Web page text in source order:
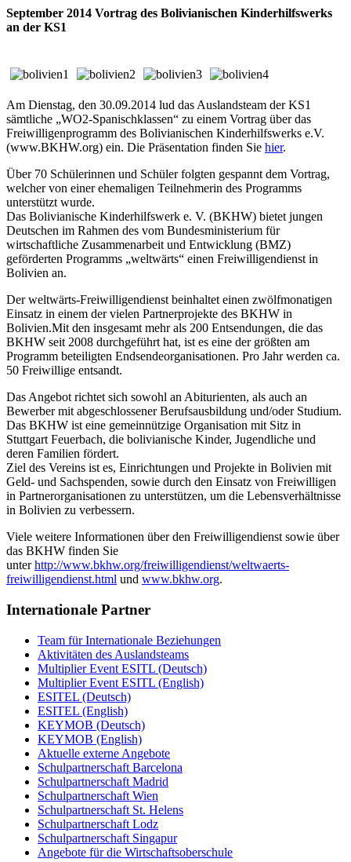
September 2014 Vortrag des Bolivianischen Kinderhilfswerks
an der KS1
Am Dienstag, den 30.09.2014 lud das Auslandsteam der KS1
sämtliche „WO2-Spanischklassen“ zu einem Vortrag über das
Freiwilligenprogramm des Bolivianischen Kinderhilfswerks e.V.
(www.BKHW.org) ein. Die Präsentation finden Sie hier.
Über 70 Schülerinnen und Schüler folgten gespannt dem Vortrag,
welcher von einer ehemaligen Teilnehmerin des Programms
unterstützt wurde.
Das Bolivianische Kinderhilfswerk e. V. (BKHW) bietet jungen
Deutschen im Rahmen des vom Bundesministerium für
wirtschaftliche Zusammenarbeit und Entwicklung (BMZ)
geförderten Programms „weltwärts“ einen Freiwilligendienst in
Bolivien an.
Der weltwärts-Freiwilligendienst beinhaltet einen zwölfmonatigen
Einsatz in einem der vielen Partnerprojekte des BKHW in
Bolivien.Mit den insgesamt mehr als 200 Entsendungen, die das
BKHW seit 2008 durchgeführt hat, ist es eine der größten am
Programm beteiligten Endsendeorganisationen. Pro Jahr werden ca.
50 Freiwillige entsandt.
Das Angebot richtet sich sowohl an Abiturienten, als auch an
Bewerber mit abgeschlossener Berufsausbildung und/oder Studium.
Das BKHW ist eine gemeinnützige Organisation mit Sitz in
Stuttgart Feuerbach, die bolivianische Kinder, Jugendliche und
deren Familien fördert.
Ziel des Vereins ist es, Einrichtungen und Projekte in Bolivien mit
Geld- und Sachspenden, sowie durch den Einsatz von Freiwilligen
in Partnerorganisationen zu unterstützen, um die Lebensverhältnisse
in Bolivien zu verbessern.
Viele weitere Informationen über den Freiwilligendienst sowie über
das BKHW finden Sie
unterhttp://www.bkhw.org/freiwilligendienst/weltwaerts-
freiwilligendienst.html und www.bkhw.org.
Internationale Partner
Team für Internationale Beziehungen
Aktivitäten des Auslandsteams
Multiplier Event ESITL (Deutsch)
Multiplier Event ESITL (English)
ESITEL (Deutsch)
ESITEL (English)
KEYMOB (Deutsch)
KEYMOB (English)
Aktuelle externe Angebote
Schulpartnerschaft Barcelona
Schulpartnerschaft Madrid
Schulpartnerschaft Wien
Schulpartnerschaft St. Helens
Schulpartnerschaft Lodz
Schulpartnerschaft Singapur
Angebote für die Wirtschaftsoberschule